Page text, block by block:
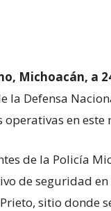
Michoacán, a
la Defensa
operativas en
de la Policía
de seguridad
sitio donde